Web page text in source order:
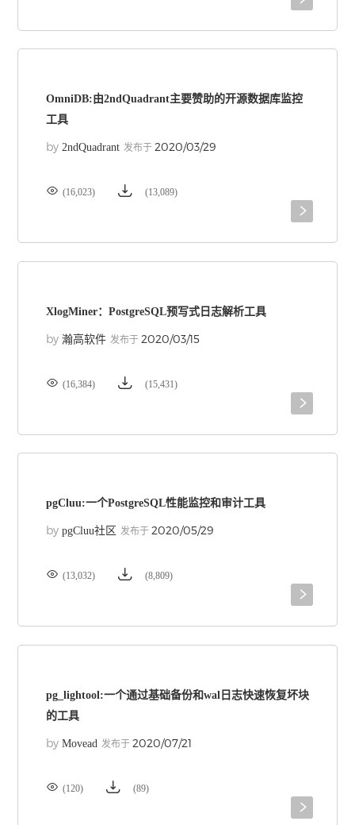
OmniDB:由2ndQuadrant主要赞助的开源数据库监控
工具
by 2ndQuadrant 发布于2020/03/29
 (16,023)  (13,089)

XlogMiner：PostgreSQL预写式日志解析工具
by瀚高软件 发布于2020/03/15
 (16,384)  (15,431)

pgCluu:一个PostgreSQL性能监控和审计工具
bypgCluu社区 发布于2020/05/29
 (13,032)  (8,809)

pg_lightool:一个通过基础备份和wal日志快速恢复坏块
的工具
byMovead 发布于2020/07/21
 (120)  (89)
